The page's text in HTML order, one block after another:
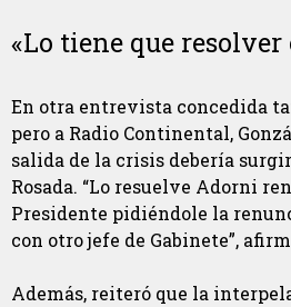
«Lo tiene que resolver
En otra entrevista concedida
pero a Radio Continental,
salida de la crisis debería
Rosada. “Lo resuelve Adorni
Presidente pidiéndole la
con otro jefe de Gabinete”,
Además, reiteró que la